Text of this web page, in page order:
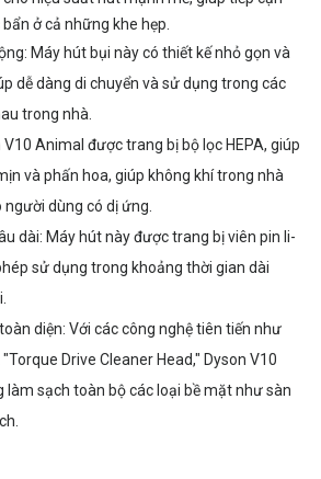
ở cả những khe hẹp.
Máy hút bụi này có thiết kế nhỏ gọn và
dễ dàng di chuyển và sử dụng trong các
trong nhà.
V10 Animal được trang bị bộ lọc HEPA, giúp
và phấn hoa, giúp không khí trong nhà
dùng có dị ứng.
dài: Máy hút này được trang bị viên pin li-
sử dụng trong khoảng thời gian dài
diện: Với các công nghệ tiên tiến như
Drive Cleaner Head," Dyson V10
làm sạch toàn bộ các loại bề mặt như sàn